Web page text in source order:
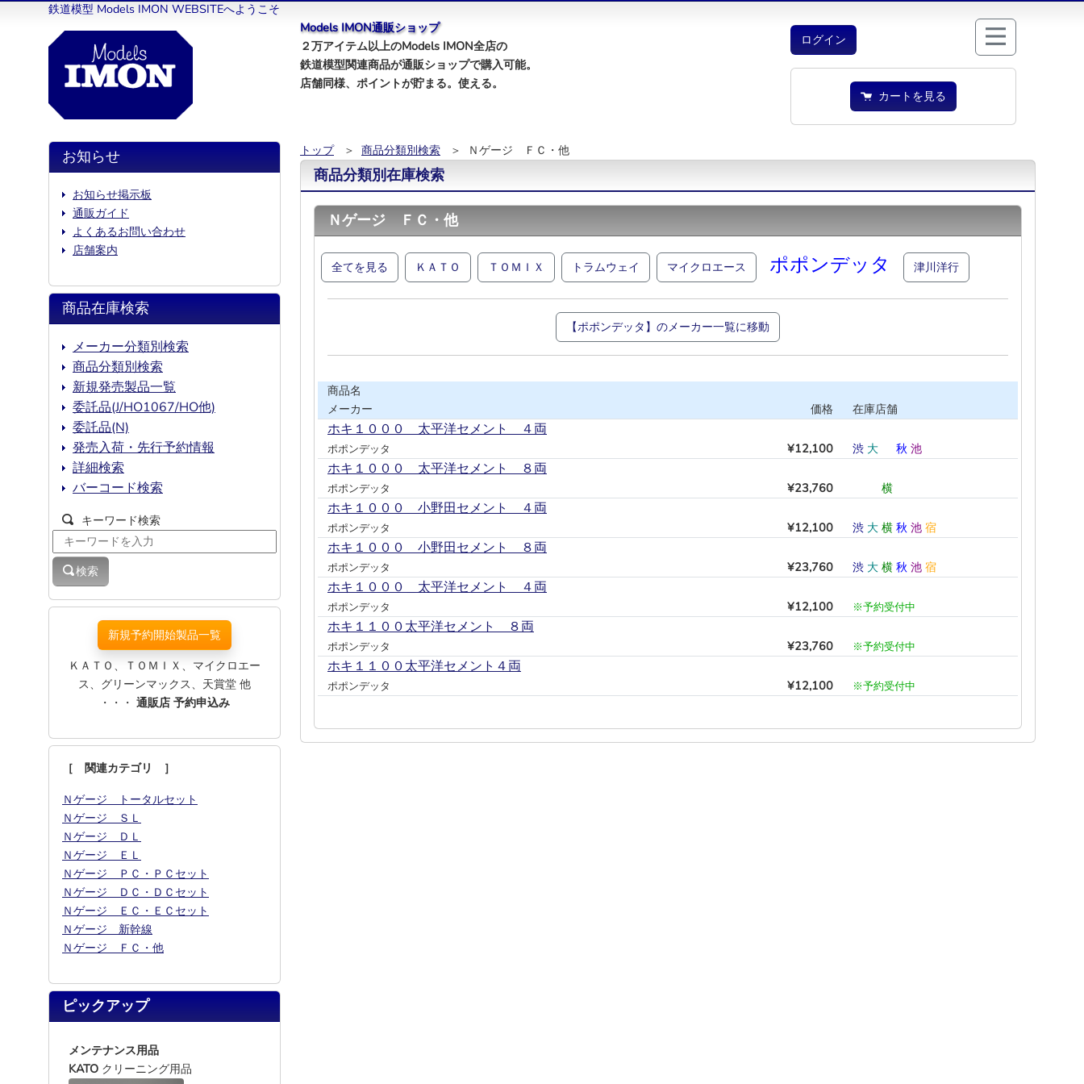
鉄道模型 Models IMON WEBSITEへようこそ
Models IMON通販ショップ
２万アイテム以上のModels IMON全店の
鉄道模型関連商品が通販ショップで購入可能。
店舗同様、ポイントが貯まる。使える。
ログイン
カートを見る
トップ ＞ 商品分類別検索 ＞ Ｎゲージ ＦＣ・他
商品分類別在庫検索
Ｎゲージ ＦＣ・他
全てを見る ＫＡＴＯ ＴＯＭＩＸ トラムウェイ マイクロエース ポポンデッタ 津川洋行
【ポポンデッタ】のメーカー一覧に移動
商品名
メーカー
価格 在庫店舗
ホキ１０００ 太平洋セメント ４両
ポポンデッタ ¥12,100 渋 大 秋 池
ホキ１０００ 太平洋セメント ８両
ポポンデッタ ¥23,760 横
ホキ１０００ 小野田セメント ４両
ポポンデッタ ¥12,100 渋 大 横 秋 池 宿
ホキ１０００ 小野田セメント ８両
ポポンデッタ ¥23,760 渋 大 横 秋 池 宿
ホキ１０００＿太平洋セメント ４両
ポポンデッタ ¥12,100 ※予約受付中
ホキ１１００太平洋セメント ８両
ポポンデッタ ¥23,760 ※予約受付中
ホキ１１００太平洋セメント４両
ポポンデッタ ¥12,100 ※予約受付中
お知らせ
お知らせ掲示板
通販ガイド
よくあるお問い合わせ
店舗案内
商品在庫検索
メーカー分類別検索
商品分類別検索
新規発売製品一覧
委託品(J/HO1067/HO他)
委託品(N)
発売入荷・先行予約情報
詳細検索
バーコード検索
キーワード検索
検索
新規予約開始製品一覧
ＫＡＴＯ、ＴＯＭＩＸ、マイクロエー
ス、グリーンマックス、天賞堂 他
・・・ 通販店 予約申込み
［ 関連カテゴリ ］
Ｎゲージ トータルセット
Ｎゲージ ＳＬ
Ｎゲージ ＤＬ
Ｎゲージ ＥＬ
Ｎゲージ ＰＣ・ＰＣセット
Ｎゲージ ＤＣ・ＤＣセット
Ｎゲージ ＥＣ・ＥＣセット
Ｎゲージ 新幹線
Ｎゲージ ＦＣ・他
ピックアップ
メンテナンス用品
KATO クリーニング用品